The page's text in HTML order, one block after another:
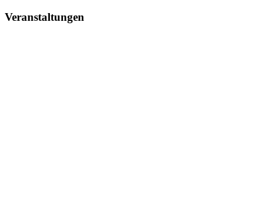
Veranstaltungen